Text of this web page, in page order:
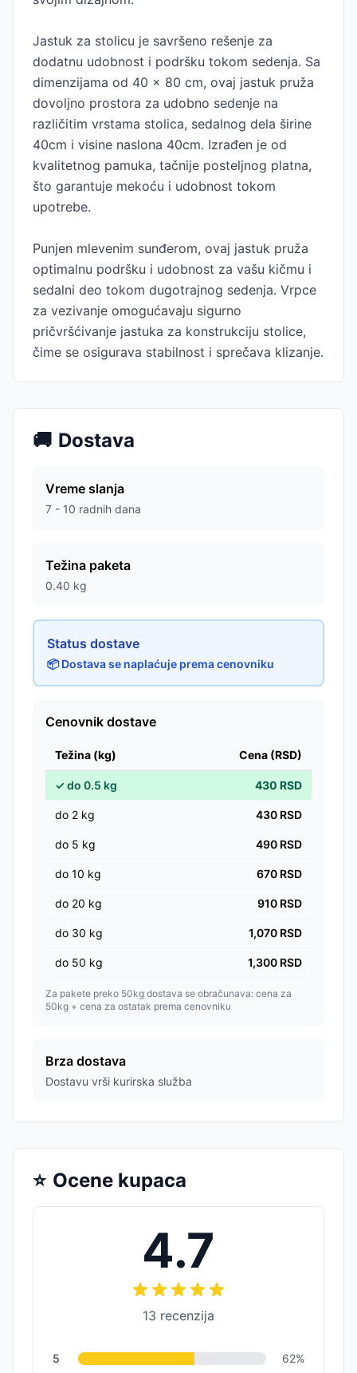
Jastuk za stolicu je savršeno rešenje za
dodatnu udobnost i podršku tokom sedenja. Sa
dimenzijama od 40 x 80 cm, ovaj jastuk pruža
dovoljno prostora za udobno sedenje na
različitim vrstama stolica, sedalnog dela širine
40cm i visine naslona 40cm. Izrađen je od
kvalitetnog pamuka, tačnije posteljnog platna,
što garantuje mekoću i udobnost tokom
upotrebe.
Punjen mlevenim sunđerom, ovaj jastuk pruža
optimalnu podršku i udobnost za vašu kičmu i
sedalni deo tokom dugotrajnog sedenja. Vrpce
za vezivanje omogućavaju sigurno
pričvršćivanje jastuka za konstrukciju stolice,
čime se osigurava stabilnost i sprečava klizanje.
🚚 Dostava
Vreme slanja
7 - 10 radnih dana
Težina paketa
0.40 kg
Status dostave
📦 Dostava se naplaćuje prema cenovniku
Cenovnik dostave
Težina (kg) Cena (RSD)
✓do 0.5 kg 430 RSD
do 2 kg 430 RSD
do 5 kg 490 RSD
do 10 kg 670 RSD
do 20 kg 910 RSD
do 30 kg 1,070 RSD
do 50 kg 1,300 RSD
Za pakete preko 50kg dostava se obračunava: cena za
50kg + cena za ostatak prema cenovniku
Brza dostava
Dostavu vrši kurirska služba
⭐ Ocene kupaca
4.7
13 recenzija
5 62%